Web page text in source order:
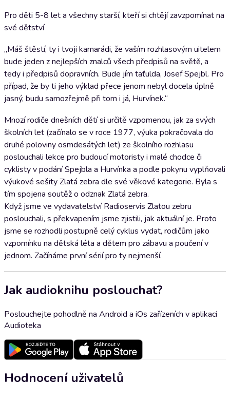
Pro děti 5-8 let a všechny starší, kteří si chtějí zavzpomínat na
své dětství
„Máš štěstí, ty i tvoji kamarádi, že vaším rozhlasovým uitelem
bude jeden z nejlepších znalců všech předpisů na světě, a
tedy i předpisů dopravních. Bude jím taťulda, Josef Spejbl. Pro
případ, že by ti jeho výklad přece jenom nebyl docela úplně
jasný, budu samozřejmě při tom i já, Hurvínek.“
Mnozí rodiče dnešních dětí si určitě vzpomenou, jak za svých
školních let (začínalo se v roce 1977, výuka pokračovala do
druhé poloviny osmdesátých let) ze školního rozhlasu
poslouchali lekce pro budoucí motoristy i malé chodce či
cyklisty v podání Spejbla a Hurvínka a podle pokynu vyplňovali
výukové sešity Zlatá zebra dle své věkové kategorie. Byla s
tím spojena soutěž o odznak Zlatá zebra.
Když jsme ve vydavatelství Radioservis Zlatou zebru
poslouchali, s překvapením jsme zjistili, jak aktuální je. Proto
jsme se rozhodli postupně celý cyklus vydat, rodičům jako
vzpomínku na dětská léta a dětem pro zábavu a poučení v
jednom. Začínáme první sérií pro ty nejmenší.
Jak audioknihu poslouchat?
Poslouchejte pohodlně na Android a iOs zařízeních v aplikaci
Audioteka
Hodnocení uživatelů